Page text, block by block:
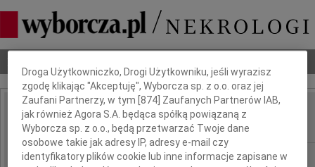
IMIĘ I NAZWISKO: Tadeusz Ślęzak
REGION: Kraków
Dbamy o Twoją prywatność
Droga Użytkowniczko, Drogi Użytkowniku, jeśli wyrazisz
zgodę klikając "Akceptuję", Wyborcza sp. z o.o. oraz jej
Zaufani Partnerzy, w tym [874 ] Zaufanych Partnerów IAB,
jak również Agora S.A. będąca spółką powiązaną z
Wyborcza sp. z o.o., będą przetwarzać Twoje dane
osobowe takie jak adresy IP, adresy e-mail czy
identyfikatory plików cookie lub inne informacje zapisane w